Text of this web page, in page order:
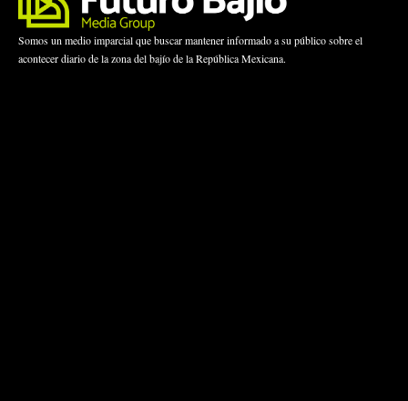
Somos un medio imparcial que buscar mantener informado a su público sobre el
acontecer diario de la zona del bajío de la República Mexicana.